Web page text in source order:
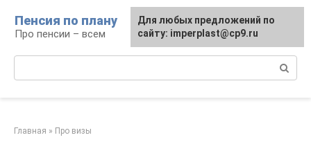
контенту
Пенсия по плану
Про пенсии – всем
Главная » Про визы
Для любых предложений по
сайту: imperplast@cp9.ru